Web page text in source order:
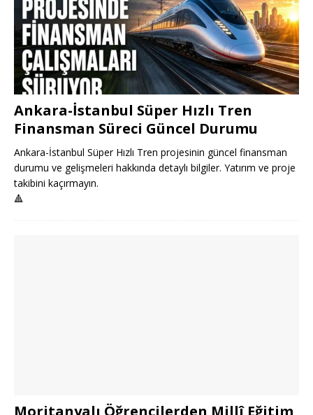
Ankara-İstanbul Süper Hızlı Tren
Finansman Süreci Güncel Durumu
Ankara-İstanbul Süper Hızlı Tren projesinin güncel finansman
durumu ve gelişmeleri hakkında detaylı bilgiler. Yatırım ve proje
takibini kaçırmayın.
🔺
Moritanyalı Öğrencilerden Millî Eğitim